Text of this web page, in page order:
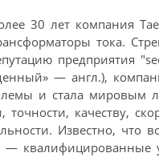
30 лет компания
тока.
предприятия
— англ.),
и стала мировым
точности, качеству,
Известно, что
— квалифицированные